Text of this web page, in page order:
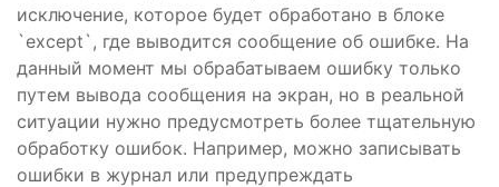
исключение, которое будет обработано в блоке
`except`, где выводится сообщение об ошибке. На
данный момент мы обрабатываем ошибку только
путем вывода сообщения на экран, но в реальной
ситуации нужно предусмотреть более тщательную
обработку ошибок. Например, можно записывать
ошибки в журнал или предупреждать